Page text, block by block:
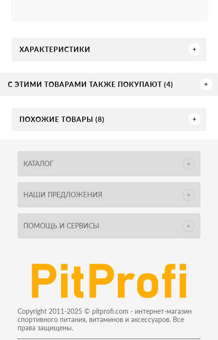
ХАРАКТЕРИСТИКИ
С ЭТИМИ ТОВАРАМИ ТАКЖЕ ПОКУПАЮТ (4)
ПОХОЖИЕ ТОВАРЫ (8)
КАТАЛОГ
НАШИ ПРЕДЛОЖЕНИЯ
ПОМОЩЬ И СЕРВИСЫ
Copyright 2011-2025 © pitprofi.com - интернет-магазин
спортивного питания, витаминов и аксессуаров. Все
права защищены.